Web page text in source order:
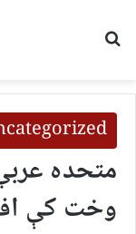
متحده
وخت کې